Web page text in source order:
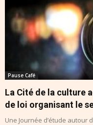
Pause Café
La Cité de la culture
de loi organisant le
Une Journée d’étude autour